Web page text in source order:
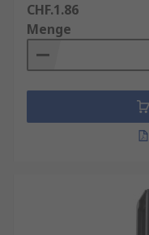
CHF.1.86
Menge